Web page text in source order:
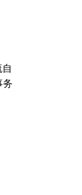
务